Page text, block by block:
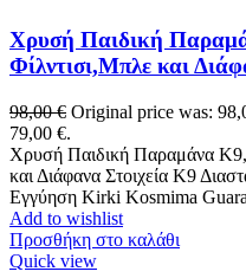
Χρυσή Παιδική
Φίλντισι,Μπλε και
98,00€ Original price was:
79,00 €.
Χρυσή Παιδική Παραμάνα
και Διάφανα Στοιχεία Κ9
Εγγύηση Kirki Kosmima
Add to wishlist
Προσθήκη στο καλάθι
Quick view